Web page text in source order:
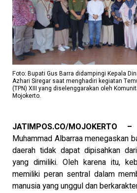
Foto: Bupati Gus Barra didampingi Kepala
Azhari Siregar saat menghadiri kegiatan
(TPN) XIII yang diselenggarakan oleh
Mojokerto.
JATIMPOS.CO/MOJOKERTO –
Muhammad Albarraa menegaskan
daerah tidak dapat dipisahkan
yang dimiliki. Oleh karena itu,
memiliki peran sentral dalam
manusia yang unggul dan